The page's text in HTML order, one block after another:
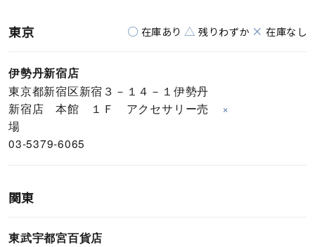
○ 在庫あり △ 残りわずか × 在庫なし
東京
伊勢丹新宿店
東京都新宿区新宿３－１４－１伊勢丹
新宿店 本館 １Ｆ アクセサリー売
場
03-5379-6065
×
関東
東武宇都宮百貨店